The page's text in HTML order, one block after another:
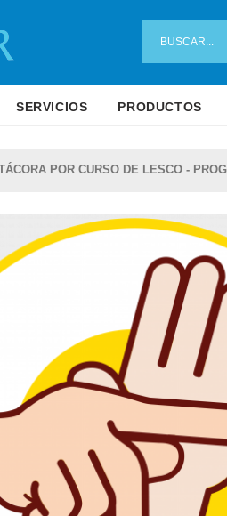
SERVICIOS PRODUCTOS
POR CURSO DE LESCO -